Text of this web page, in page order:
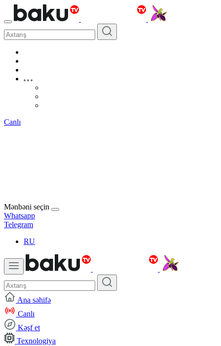
Canlı
Mənbəni seçin
Whatsapp
Telegram
RU
Ana səhifə
Canlı
Kəşf et
Texnologiya